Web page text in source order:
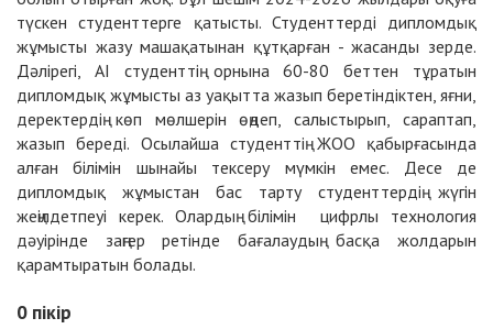
түскен студенттерге қатысты. Студенттерді дипломдық
жұмысты жазу машақатынан құтқарған - жасанды зерде.
Дәлірегі, АІ студенттің орнына 60-80 беттен тұратын
дипломдық жұмысты аз уақытта жазып беретіндіктен, яғни,
деректердің көп мөлшерін өңдеп, салыстырып, сараптап,
жазып береді. Осылайша студенттің ЖОО қабырғасында
алған білімін шынайы тексеру мүмкін емес. Десе де
дипломдық жұмыстан бас тарту студенттердің жүгін
жеңілдетпеуі керек. Олардың білімін цифрлы технология
дәуірінде заңгер ретінде бағалаудың басқа жолдарын
қарамтыратын болады.
0 пікір